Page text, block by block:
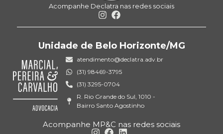
Acompanhe Declatra nas redes sociais
Unidade de Belo Horizonte/MG
atendimento@declatra.adv.br
(31) 98469-3795
(31) 3295-0704
R. Rio Grande do Sul, 1010 -
Bairro Santo Agostinho
Acompanhe MP&C nas redes sociais